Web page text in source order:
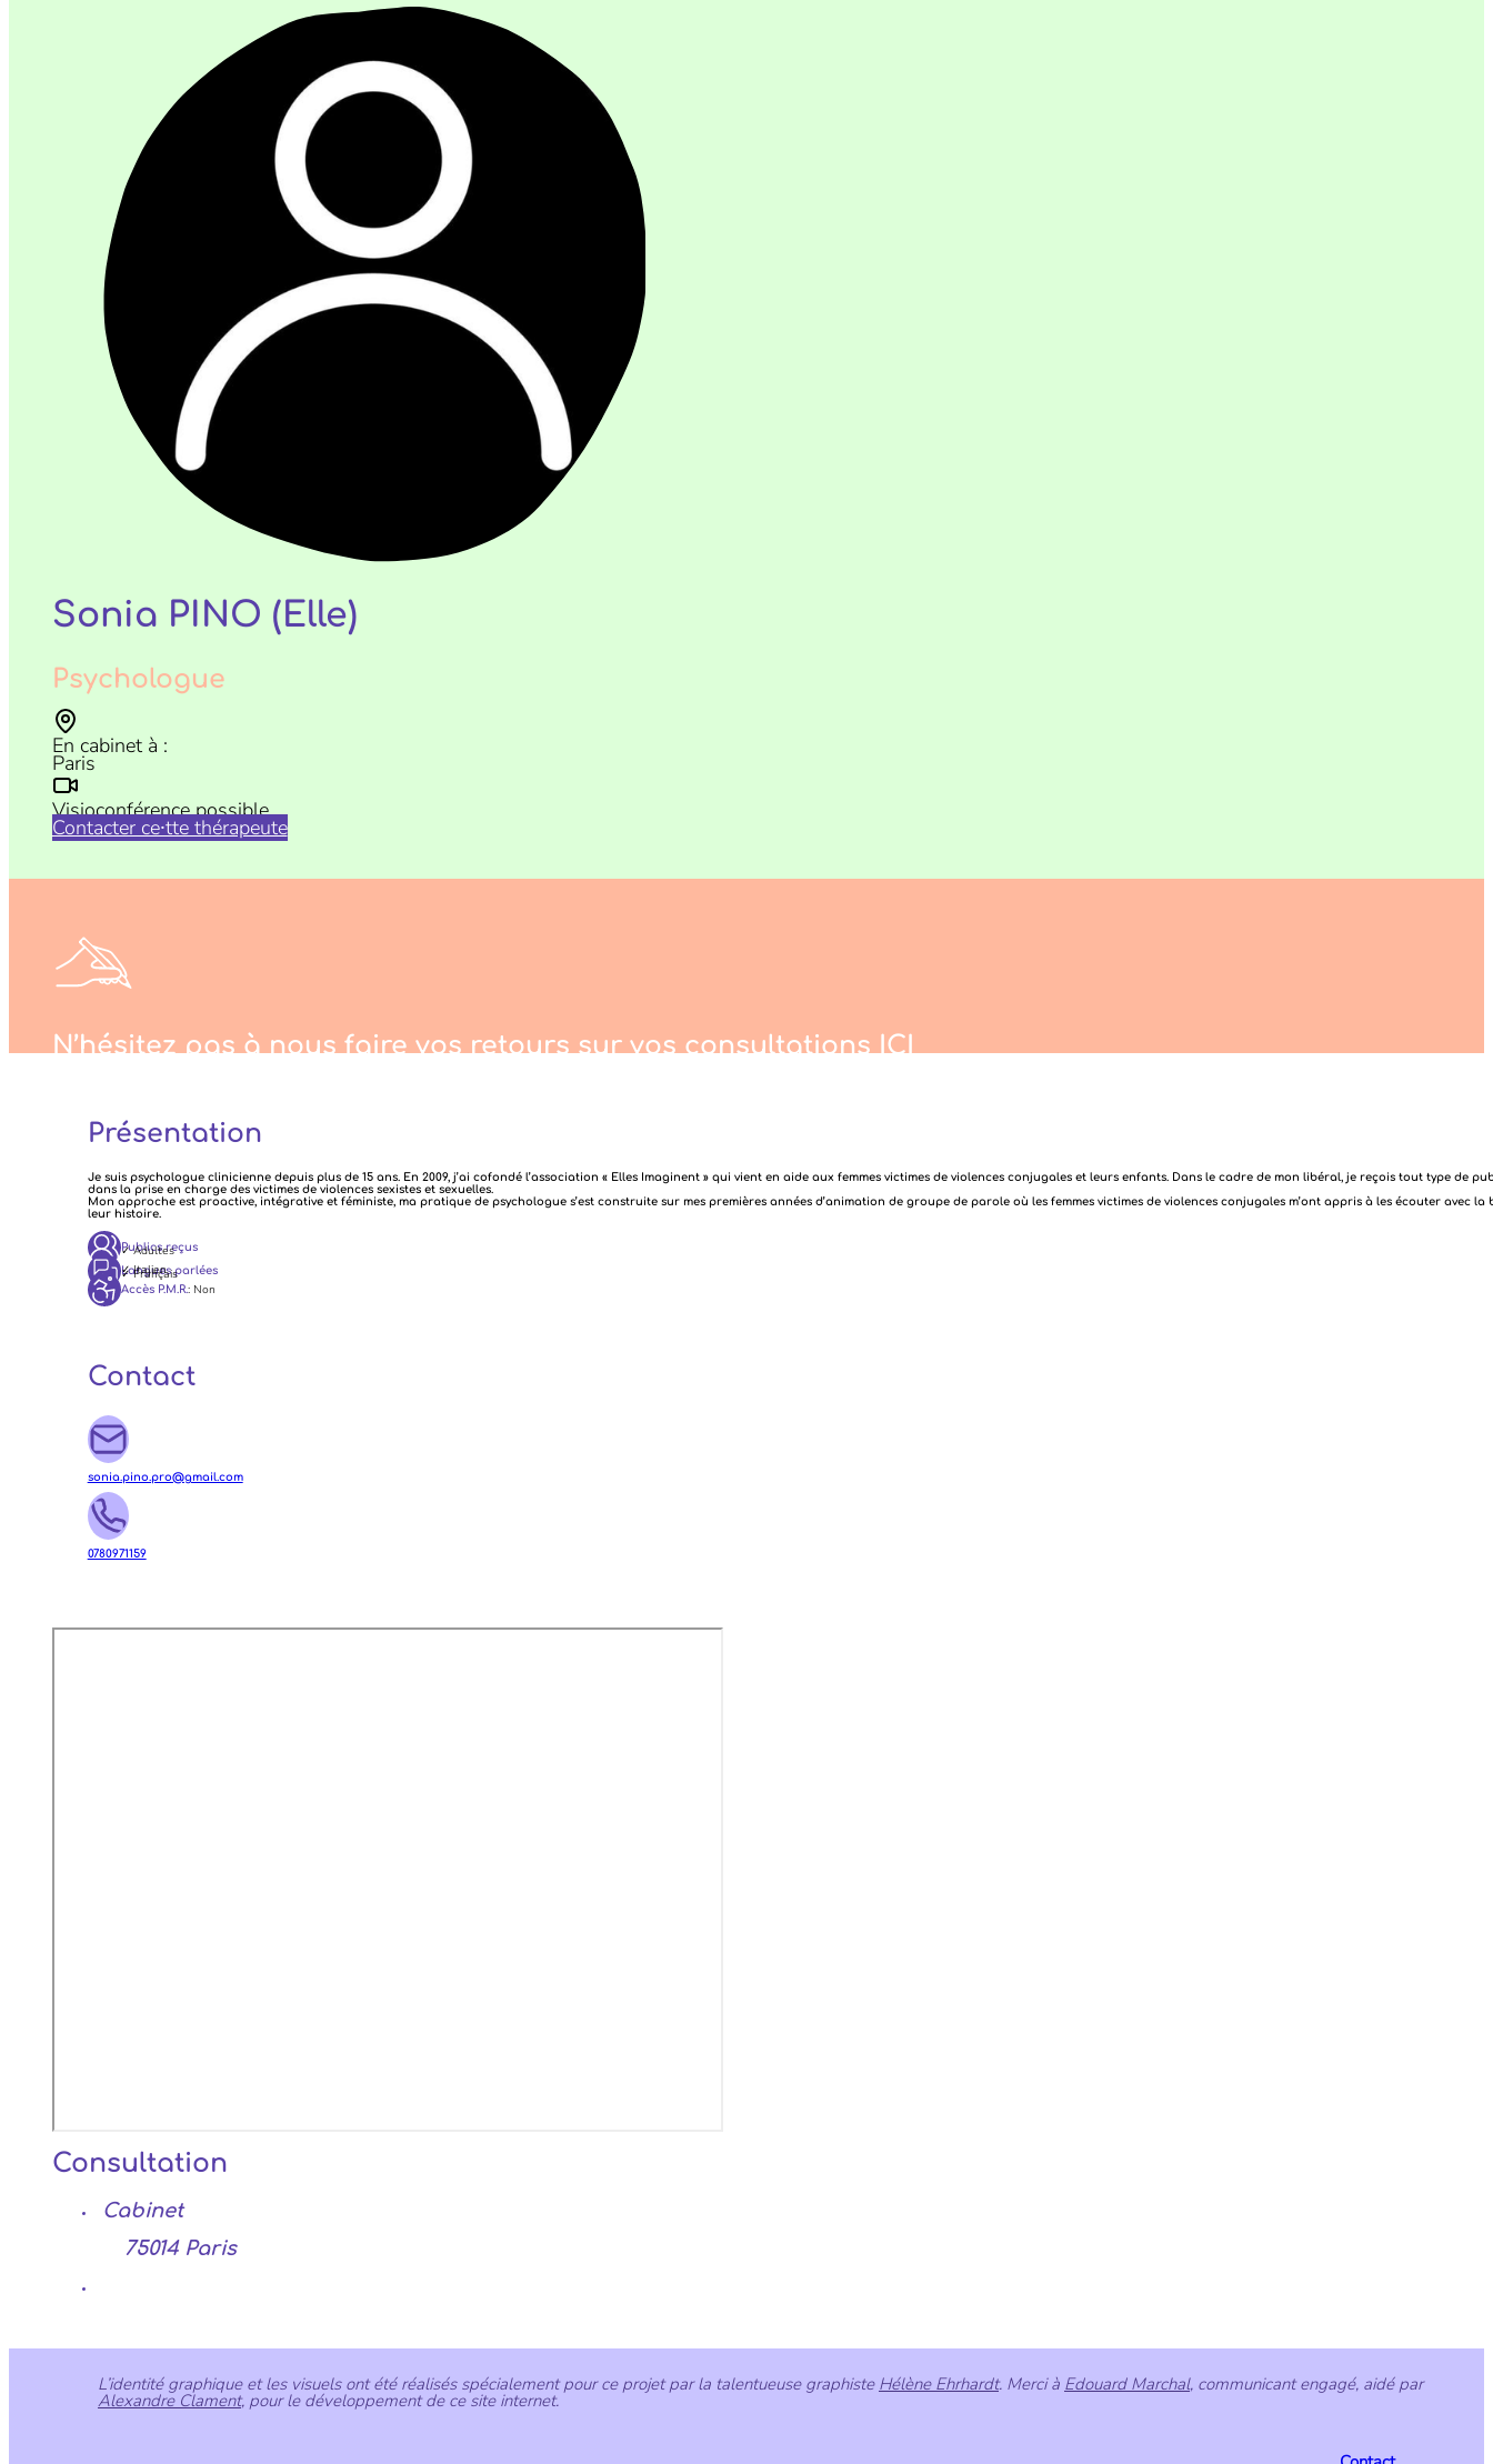
Sonia PINO (Elle)
Psychologue
En cabinet à :
Paris
Visioconférence possible
Contacter ce⸱tte thérapeute
N’hésitez pas à nous faire vos retours sur vos consultationsICI
Présentation
Je suis psychologue clinicienne depuis plus de 15 ans. En 2009, j’ai cofondé l’association « Elles Imaginent » qui vient en aide aux femmes victimes de violences conjugales et leurs enfants. Dans le cadre de mon libéral, je reçois tout type de
dans la prise en charge des victimes de violences sexistes et sexuelles.
Mon approche est proactive, intégrative et féministe, ma pratique de psychologue s’est construite sur mes premières années d’animation de groupe de parole où les femmes victimes de violences conjugales m’ont appris à les écouter avec la
leur histoire.
Publics reçus
✓ Adultes
Langues parlées
✓ Français
✓ Italien
Accès P.M.R.: Non
Contact
sonia.pino.pro@gmail.com
0780971159
Consultation
Cabinet
75014 Paris
L’identité graphique et les visuels ont été réalisés spécialement pour ce projet par la talentueuse graphiste Hélène Ehrhardt. Merci à Edouard Marchal, communicant engagé, aidé par
Alexandre Clament, pour le développement de ce site internet.